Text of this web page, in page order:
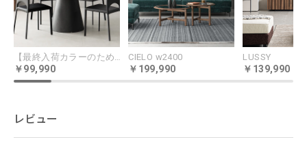
99,990
CIELO w2400
199,990
LUSSY
139,990
レビュー